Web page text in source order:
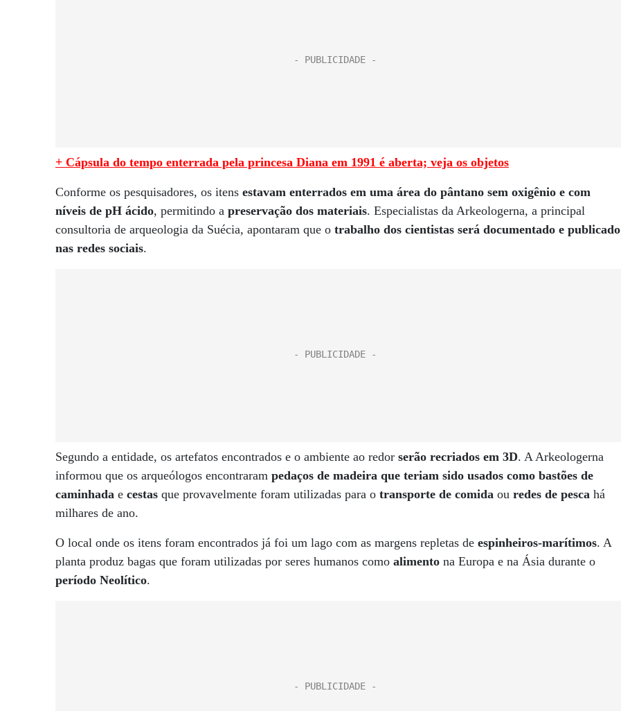
+ Cápsula do tempo enterrada pela princesa Diana em 1991 é aberta; veja os objetos
Conforme os pesquisadores, os itens estavam enterrados em uma área do pântano sem oxigênio e com
níveis de pH ácido, permitindo a preservação dos materiais. Especialistas da Arkeologerna, a principal
consultoria de arqueologia da Suécia, apontaram que o trabalho dos cientistas será documentado e publicado
nas redes sociais.
Segundo a entidade, os artefatos encontrados e o ambiente ao redor serão recriados em 3D. A Arkeologerna
informou que os arqueólogos encontraram pedaços de madeira que teriam sido usados como bastões de
caminhada e cestas que provavelmente foram utilizadas para o transporte de comida ou redes de pesca há
milhares de ano.
O local onde os itens foram encontrados já foi um lago com as margens repletas de espinheiros-marítimos. A
planta produz bagas que foram utilizadas por seres humanos como alimento na Europa e na Ásia durante o
período Neolítico.